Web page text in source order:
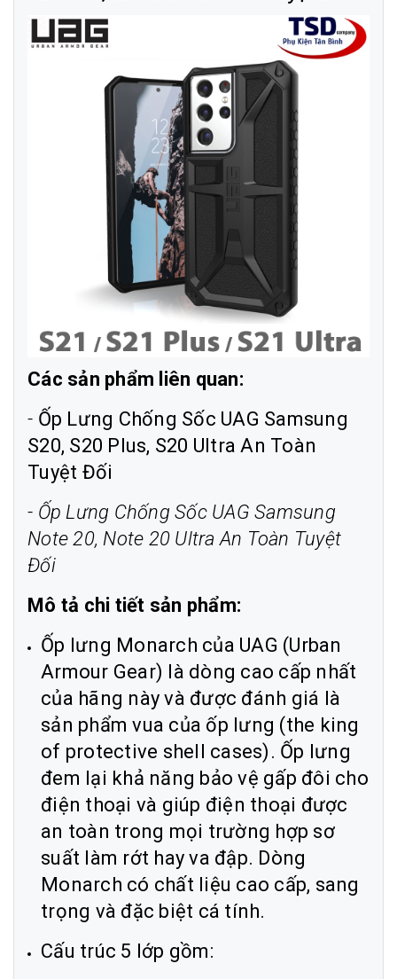
Các sản phẩm liên quan:
- Ốp Lưng Chống Sốc UAG Samsung
S20, S20 Plus, S20 Ultra An Toàn
Tuyệt Đối
- Ốp Lưng Chống Sốc UAG Samsung
Note 20, Note 20 Ultra An Toàn Tuyệt
Đối
Mô tả chi tiết sản phẩm:
Ốp lưng Monarch của UAG (Urban
Armour Gear) là dòng cao cấp nhất
của hãng này và được đánh giá là
sản phẩm vua của ốp lưng (the king
of protective shell cases). Ốp lưng
đem lại khả năng bảo vệ gấp đôi cho
điện thoại và giúp điện thoại được
an toàn trong mọi trường hợp sơ
suất làm rớt hay va đập. Dòng
Monarch có chất liệu cao cấp, sang
trọng và đặc biệt cá tính.
Cấu trúc 5 lớp gồm: